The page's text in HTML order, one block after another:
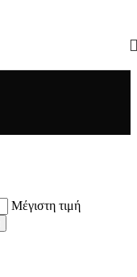
Μέγιστη τιμή